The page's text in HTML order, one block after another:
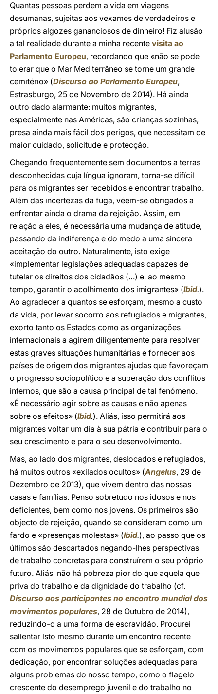
Quantas pessoas perdem a vida em viagens
desumanas, sujeitas aos vexames de verdadeiros e
próprios algozes gananciosos de dinheiro! Fiz alusão
a tal realidade durante a minha recente visita ao
Parlamento Europeu, recordando que «não se pode
tolerar que o Mar Mediterrâneo se torne um grande
cemitério» (Discurso ao Parlamento Europeu,
Estrasburgo, 25 de Novembro de 2014). Há ainda
outro dado alarmante: muitos migrantes,
especialmente nas Américas, são crianças sozinhas,
presa ainda mais fácil dos perigos, que necessitam de
maior cuidado, solicitude e protecção.
Chegando frequentemente sem documentos a terras
desconhecidas cuja língua ignoram, torna-se difícil
para os migrantes ser recebidos e encontrar trabalho.
Além das incertezas da fuga, vêem-se obrigados a
enfrentar ainda o drama da rejeição. Assim, em
relação a eles, é necessária uma mudança de atitude,
passando da indiferença e do medo a uma sincera
aceitação do outro. Naturalmente, isto exige
«implementar legislações adequadas capazes de
tutelar os direitos dos cidadãos (…) e, ao mesmo
tempo, garantir o acolhimento dos imigrantes» (Ibid.).
Ao agradecer a quantos se esforçam, mesmo a custo
da vida, por levar socorro aos refugiados e migrantes,
exorto tanto os Estados como as organizações
internacionais a agirem diligentemente para resolver
estas graves situações humanitárias e fornecer aos
países de origem dos migrantes ajudas que favoreçam
o progresso sociopolítico e a superação dos conflitos
internos, que são a causa principal de tal fenómeno.
«É necessário agir sobre as causas e não apenas
sobre os efeitos» (Ibid.). Aliás, isso permitirá aos
migrantes voltar um dia à sua pátria e contribuir para o
seu crescimento e para o seu desenvolvimento.
Mas, ao lado dos migrantes, deslocados e refugiados,
há muitos outros «exilados ocultos» (Angelus, 29 de
Dezembro de 2013), que vivem dentro das nossas
casas e famílias. Penso sobretudo nos idosos e nos
deficientes, bem como nos jovens. Os primeiros são
objecto de rejeição, quando se consideram como um
fardo e «presenças molestas» (Ibid.), ao passo que os
últimos são descartados negando-lhes perspectivas
de trabalho concretas para construírem o seu próprio
futuro. Aliás, não há pobreza pior do que aquela que
priva do trabalho e da dignidade do trabalho (cf.
Discurso aos participantes no encontro mundial dos
movimentos populares, 28 de Outubro de 2014),
reduzindo-o a uma forma de escravidão. Procurei
salientar isto mesmo durante um encontro recente
com os movimentos populares que se esforçam, com
dedicação, por encontrar soluções adequadas para
alguns problemas do nosso tempo, como o flagelo
crescente do desemprego juvenil e do trabalho no